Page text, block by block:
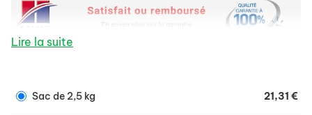
Lire la suite
Sac de 2,5 kg 21,31 €